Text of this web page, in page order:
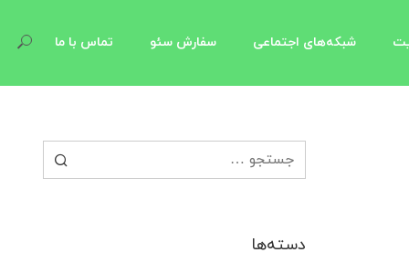
شبکه‌های اجتماعی سفارش سئو تماس با ما
دسته‌ها